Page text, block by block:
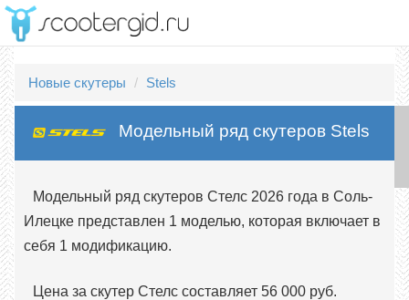
Новые скутеры Stels
Модельный ряд скутеров Stels
Модельный ряд скутеров Стелс 2026 года в Соль-
Илецке представлен 1 моделью, которая включает в
себя 1 модификацию.
Цена за скутер Стелс составляет 56 000 руб.